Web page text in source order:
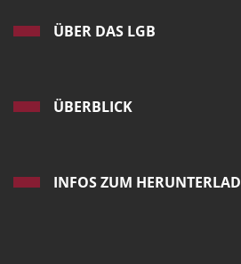
ÜBER DAS LGB
ÜBERBLICK
INFOS ZUM